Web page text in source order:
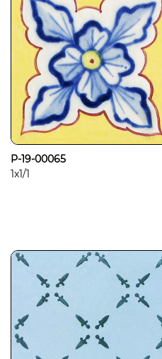
P-19-00065
1x1/1